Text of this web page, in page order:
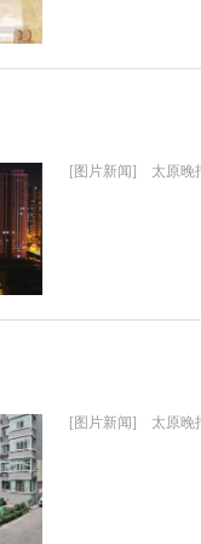
[图片新闻] 太原晚
[图片新闻] 太原晚